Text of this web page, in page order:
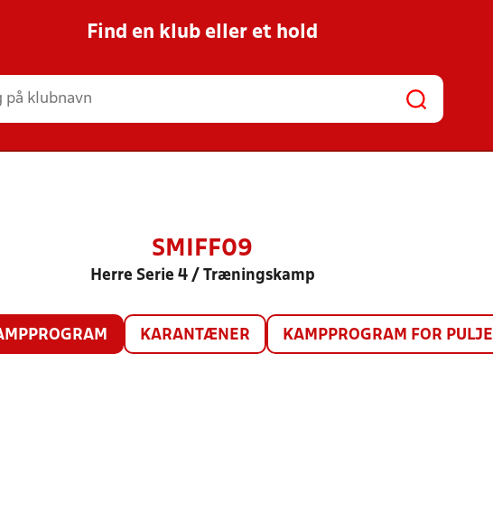
Find en klub eller et hold
SMIFF09
Herre Serie 4 / Træningskamp
KARANTÆNER KAMPPROGRAM FOR PULJE